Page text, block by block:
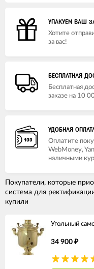
УПАКУЕМ ВАШ
Хотите
за вас!
БЕСПЛАТНАЯ
Бесплатная
заказе на 10
УДОБНАЯ
Оплатите
WebMoney,
наличными
Покупатели, которые
система для
купили
Угольный
34 900 ₽